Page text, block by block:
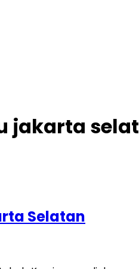
jakarta
Selatan